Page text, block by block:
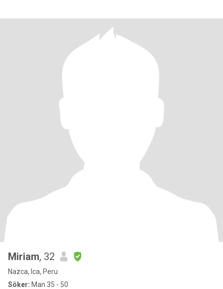
Miriam, 32
Nazca, Ica, Peru
Söker: Man 35 - 50